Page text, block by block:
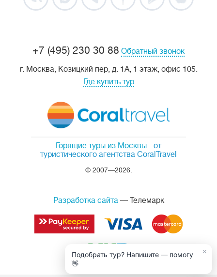
Горящие туры из Москвы - от
туристического агентства CoralTravel
© 2007—2026.
+7 (495) 230 30 88 Обратный звонок
г. Москва, Козицкий пер, д. 1А, 1 этаж, офис 105.
Где купить тур
Разработка сайта— Телемарк
Подобрать тур? Напишите — помогу
👋
×